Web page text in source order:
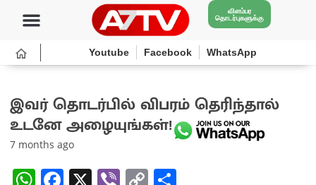
விளம்பர
தொடர்புகளுக்கு
Youtube Facebook WhatsApp
இவர் தொடர்பில் விபரம் தெரிந்தால்
உடனே அழையுங்கள்!
7 months ago